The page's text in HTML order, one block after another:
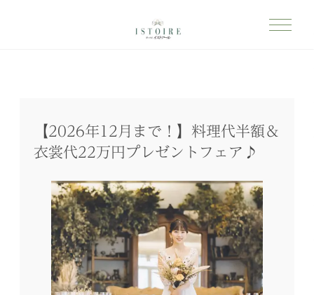
【2026年12月まで！】料理代半額＆
衣裳代22万円プレゼントフェア♪